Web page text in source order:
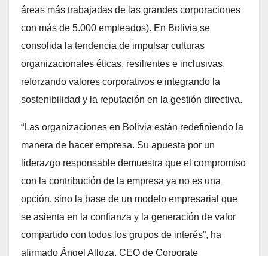
áreas más trabajadas de las grandes corporaciones
con más de 5.000 empleados). En Bolivia se
consolida la tendencia de impulsar culturas
organizacionales éticas, resilientes e inclusivas,
reforzando valores corporativos e integrando la
sostenibilidad y la reputación en la gestión directiva.
“Las organizaciones en Bolivia están redefiniendo la
manera de hacer empresa. Su apuesta por un
liderazgo responsable demuestra que el compromiso
con la contribución de la empresa ya no es una
opción, sino la base de un modelo empresarial que
se asienta en la confianza y la generación de valor
compartido con todos los grupos de interés”, ha
afirmado Ángel Alloza, CEO de Corporate